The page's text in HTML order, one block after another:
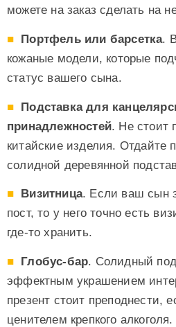
можете на заказ сделать на
Портфель или барсетка.
кожаные модели, которые
статус вашего сына.
Подставка для
принадлежностей. Не стоит
китайские изделия. Отдайте
солидной деревянной
Визитница. Если ваш сын
пост, то у него точно есть
где-то хранить.
Глобус-бар. Солидный
эффектным украшением
презент стоит преподнести,
ценителем крепкого